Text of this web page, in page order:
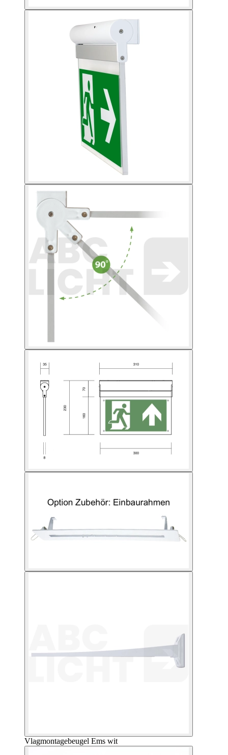
Vlagmontagebeugel Ems wit